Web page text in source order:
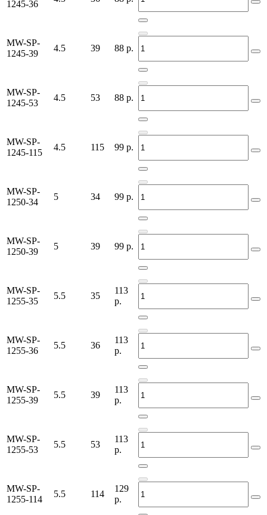
1245-36
MW-SP-
1245-39
4.5 39 88 р.
MW-SP-
1245-53
4.5 53 88 р.
MW-SP-
1245-115
4.5 115 99 р.
MW-SP-
1250-34
5 34 99 р.
MW-SP-
1250-39
5 39 99 р.
MW-SP-
1255-35
5.5 35
113
р.
MW-SP-
1255-36
5.5 36
113
р.
MW-SP-
1255-39
5.5 39
113
р.
MW-SP-
1255-53
5.5 53
113
р.
MW-SP-
1255-114
5.5 114
129
р.